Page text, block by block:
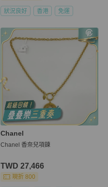
狀況良好 香港 免運
Chanel
Chanel 香奈兒項鍊
TWD 27,466
現折 800